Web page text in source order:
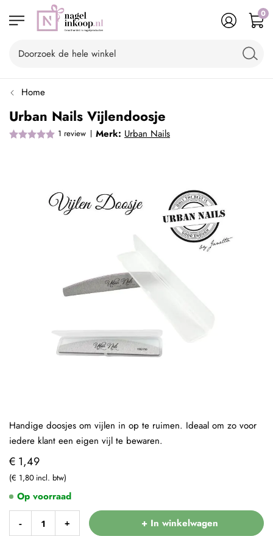
0
Home
Urban Nails Vijlendoosje
1 review Merk: Urban Nails
€ 1,49
€ 1,80
- + + In winkelwagen
Op voorraad
Handige doosjes om vijlen in op te ruimen. Ideaal om zo voor
iedere klant een eigen vijl te bewaren.